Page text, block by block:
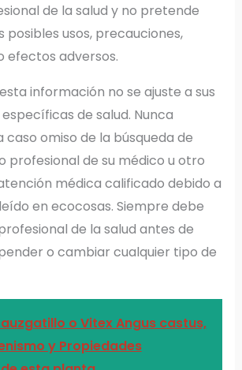
de la salud y no pretende
posibles usos, precauciones,
efectos adversos.
información no se ajuste a sus
de salud. Nunca
omiso de la búsqueda de
profesional de su médico u otro
médica calificado debido a
en ecocosas. Siempre debe
de la salud antes de
o cambiar cualquier tipo de
o Vitex Angus castus,
y Propiedades